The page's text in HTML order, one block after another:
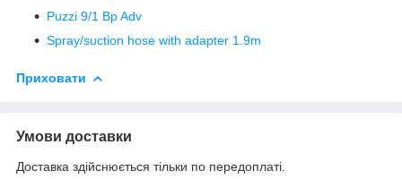
Puzzi 9/1 Bp Adv
Spray/suction hose with adapter 1.9m
Приховати
Умови доставки
Доставка здійснюється тільки по передоплаті.